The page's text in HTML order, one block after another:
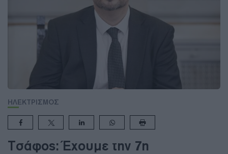
ΗΛΕΚΤΡΙΣΜΟΣ
Τσάφος: Έχουμε την 7η